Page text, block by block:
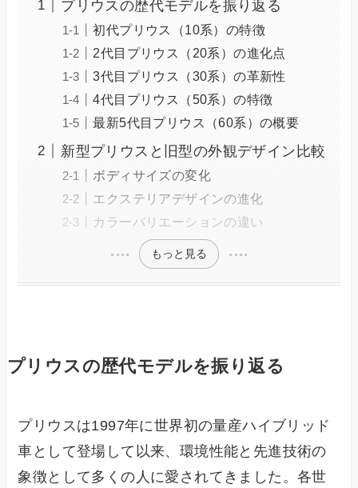
プリウスの歴代モデルを振り返る
初代プリウス（10系）の特徴
2代目プリウス（20系）の進化点
3代目プリウス（30系）の革新性
4代目プリウス（50系）の特徴
最新5代目プリウス（60系）の概要
新型プリウスと旧型の外観デザイン比較
ボディサイズの変化
エクステリアデザインの進化
カラーバリエーションの違い
もっと見る
プリウスの歴代モデルを振り返る
プリウスは1997年に世界初の量産ハイブリッド
車として登場して以来、環境性能と先進技術の
象徴として多くの人に愛されてきました。各世